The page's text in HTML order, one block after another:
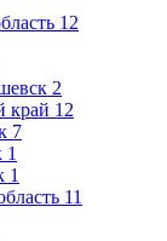
12
2
край 12
7
1
1
11